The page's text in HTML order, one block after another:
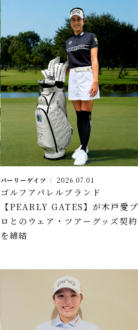
パーリーゲイツ 2026.07.01
ゴルフアパレルブランド
【PEARLY GATES】が木戸愛プ
ロとのウェア・ツアーグッズ契約
を締結